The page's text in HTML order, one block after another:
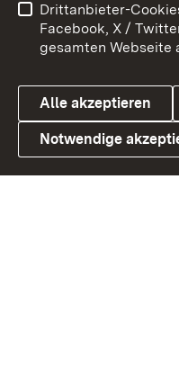
Link zum Landesportal
Barrierefreiheit
Cookies
Drittanbieter-
Facebook, X /
gesamten Webseite
Alle akzeptieren
Notwendige